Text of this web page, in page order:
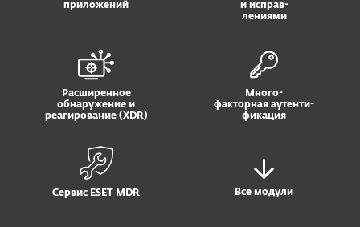
приложений
и исправ-
лениями
Расширенное
обнаружение и
реагирование (XDR)
Много-
факторная аутенти-
фикация
Сервис ESET MDR Все модули